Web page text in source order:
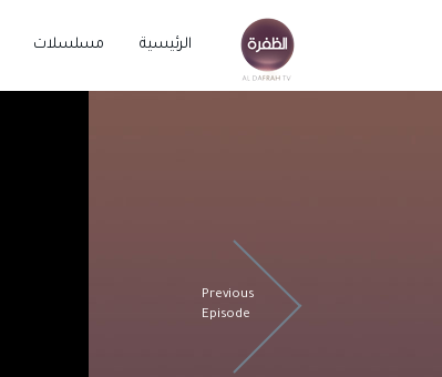
الرئيسية مسلسلات
Previous
Episode